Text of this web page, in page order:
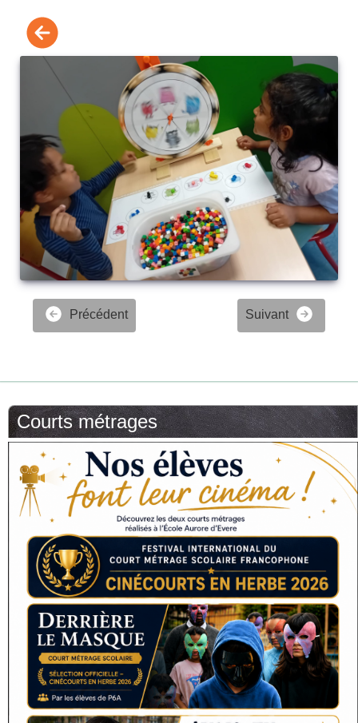
Précédent Suivant
Courts métrages